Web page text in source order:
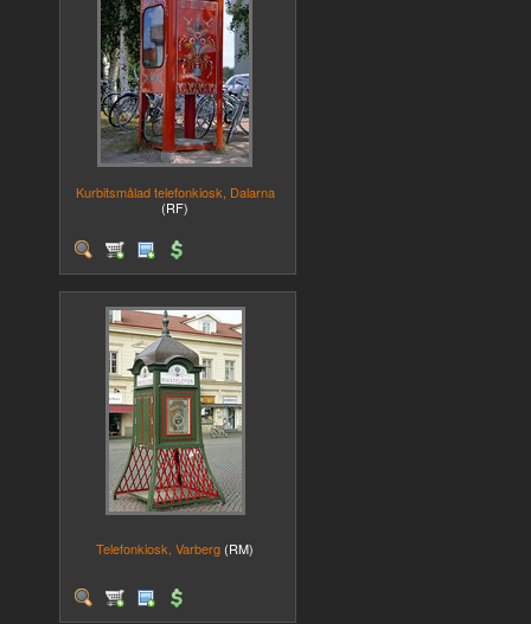
Kurbitsmålad telefonkiosk, Dalarna
(RF)
Telefonkiosk, Varberg (RM)